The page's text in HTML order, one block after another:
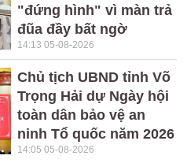
"đứng hình" vì màn trả
đũa đầy bất ngờ
14:13 05-08-2026
Chủ tịch UBND tỉnh Võ
Trọng Hải dự Ngày hội
toàn dân bảo vệ an
ninh Tổ quốc năm 2026
14:05 05-08-2026